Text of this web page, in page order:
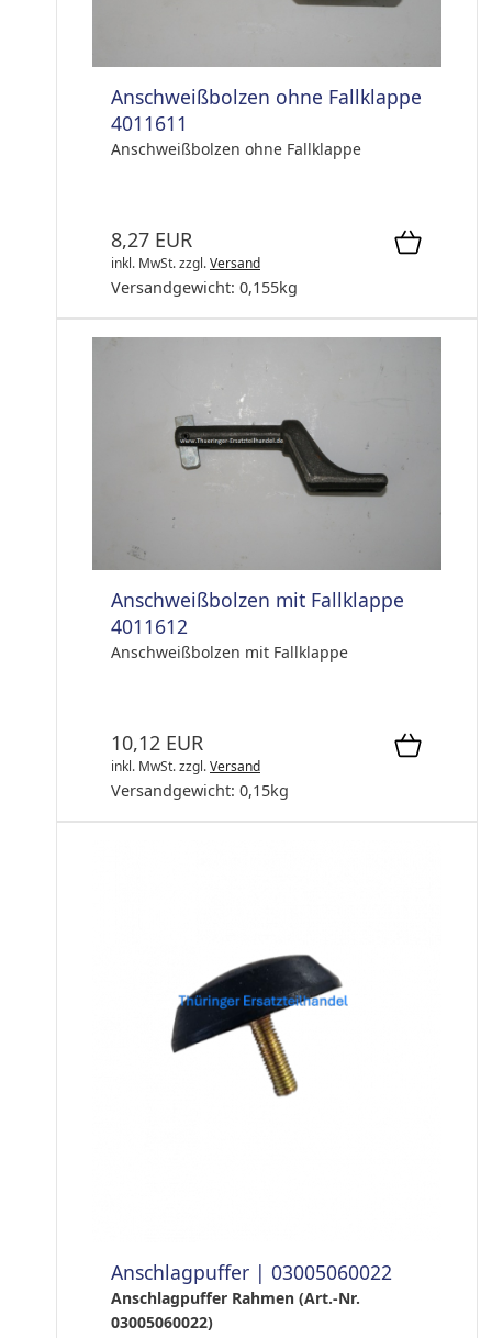
Anschweißbolzen ohne Fallklappe
4011611
Anschweißbolzen ohne Fallklappe
8,27 EUR
inkl. MwSt.zzgl.Versand
Versandgewicht: 0,155kg
Anschweißbolzen mit Fallklappe
4011612
Anschweißbolzen mit Fallklappe
10,12 EUR
inkl. MwSt.zzgl.Versand
Versandgewicht: 0,15kg
Anschlagpuffer | 03005060022
Anschlagpuffer Rahmen (Art.-Nr.
03005060022)